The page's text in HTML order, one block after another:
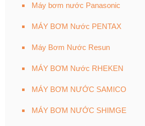
Máy bơm nước Panasonic
MÁY BƠM Nước PENTAX
Máy Bơm Nước Resun
MÁY BƠM Nước RHEKEN
MÁY BƠM NƯỚC SAMICO
MÁY BƠM NƯỚC SHIMGE